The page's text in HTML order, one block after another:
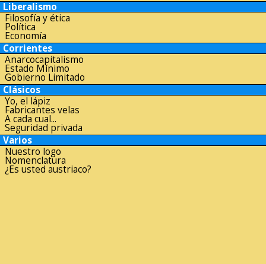
Liberalismo
Filosofía y ética
Política
Economía
Corrientes
Anarcocapitalismo
Estado Mínimo
Gobierno Limitado
Clásicos
Yo, el lápiz
Fabricantes velas
A cada cual...
Seguridad privada
Varios
Nuestro logo
Nomenclatura
¿Es usted austriaco?